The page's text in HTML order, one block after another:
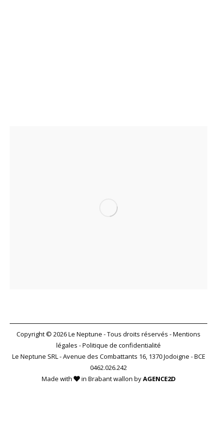
Copyright © 2026 Le Neptune - Tous droits réservés -Mentions
légales -Politique de confidentialité
Le Neptune SRL - Avenue des Combattants 16, 1370 Jodoigne - BCE
0462.026.242
Made with
in Brabant wallon byAGENCE2D